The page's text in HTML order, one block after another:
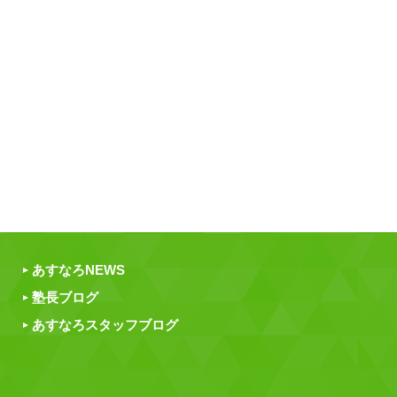
あすなろNEWS
塾長ブログ
あすなろスタッフブログ